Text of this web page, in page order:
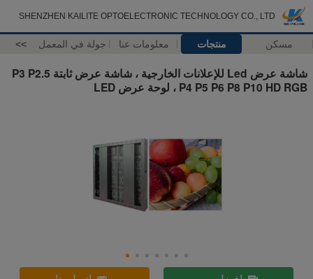
SHENZHEN KAILITE OPTOELECTRONIC TECHNOLOGY CO., LTD
مسكن منتجات معلومات عنا جولة في المعمل >>
شاشة عرض Led للإعلانات الخارجية ، شاشة عرض ثابتة P3 P2.5
P4 P5 P6 P8 P10 HD RGB ، لوحة عرض LED